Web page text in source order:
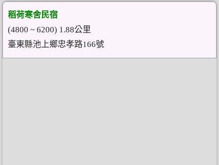
稻荷寒舍民宿
(4800 ~ 6200) 1.88公里
臺東縣池上鄉忠孝路166號